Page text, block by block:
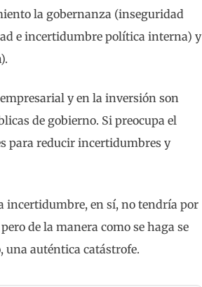
la gobernanza (inseguridad
e incertidumbre política interna) y
y en la inversión son
de gobierno. Si preocupa el
para reducir incertidumbres y
incertidumbre, en sí, no tendría por
de la manera como se haga se
una auténtica catástrofe.